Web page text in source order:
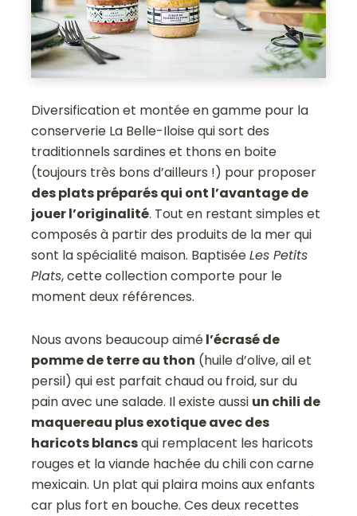
Diversification et montée en gamme pour la
conserverie La Belle-Iloise qui sort des
traditionnels sardines et thons en boite
(toujours très bons d’ailleurs !) pour proposer
des plats préparés qui ont l’avantage de
jouer l’originalité. Tout en restant simples et
composés à partir des produits de la mer qui
sont la spécialité maison. BaptiséeLes Petits
Plats, cette collection comporte pour le
moment deux références.
Nous avons beaucoup aimél’écrasé de
pomme de terre au thon (huile d’olive, ail et
persil) qui est parfait chaud ou froid, sur du
pain avec une salade. Il existe aussi un chili de
maquereau plus exotique avec des
haricots blancsqui remplacent les haricots
rouges et la viande hachée du chili con carne
mexicain. Un plat qui plaira moins aux enfants
car plus fort en bouche. Ces deux recettes